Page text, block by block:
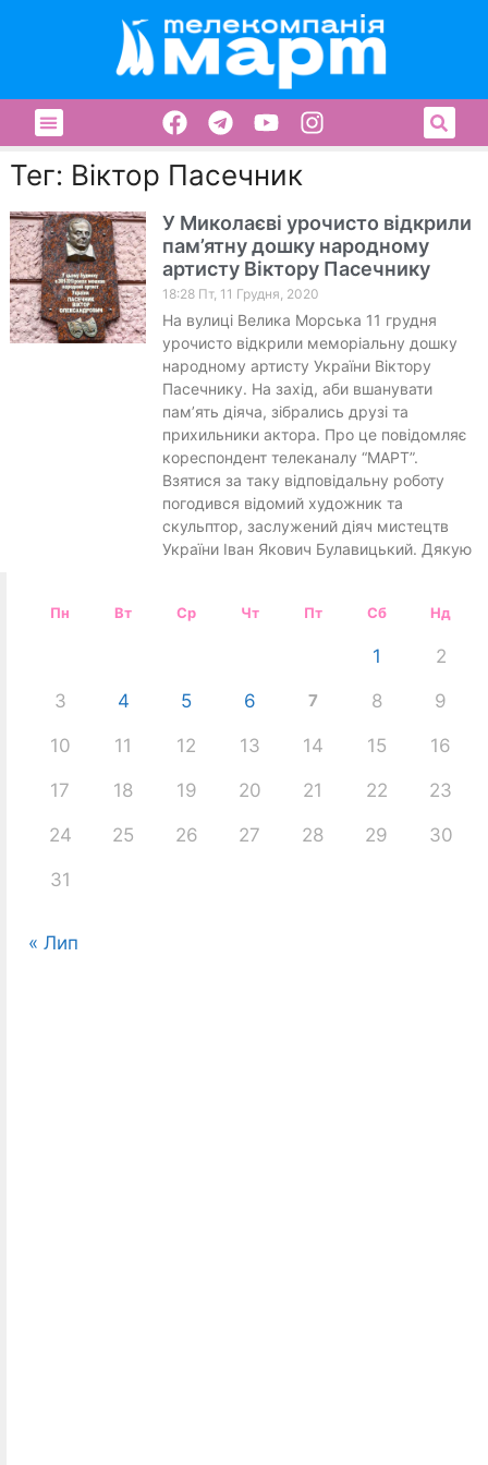
Тег: Віктор Пасечник
У Миколаєві урочисто відкрили
пам’ятну дошку народному
артисту Віктору Пасечнику
18:28 Пт, 11 Грудня, 2020
На вулиці Велика Морська 11 грудня
урочисто відкрили меморіальну дошку
народному артисту України Віктору
Пасечнику. На захід, аби вшанувати
пам’ять діяча, зібрались друзі та
прихильники актора. Про це повідомляє
кореспондент телеканалу “МАРТ”.
Взятися за таку відповідальну роботу
погодився відомий художник та
скульптор, заслужений діяч мистецтв
України Іван Якович Булавицький. Дякую
Пн Вт Ср Чт Пт Сб Нд
1 2
3 4 5 6 7 8 9
10 11 12 13 14 15 16
17 18 19 20 21 22 23
24 25 26 27 28 29 30
31
« Лип